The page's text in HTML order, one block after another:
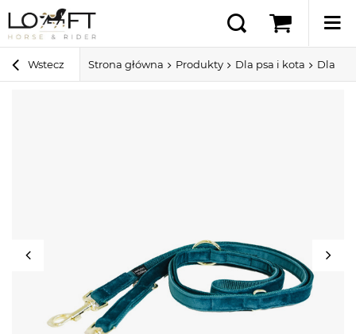
Wstecz Strona główna Produkty Dla psa i kota Dla